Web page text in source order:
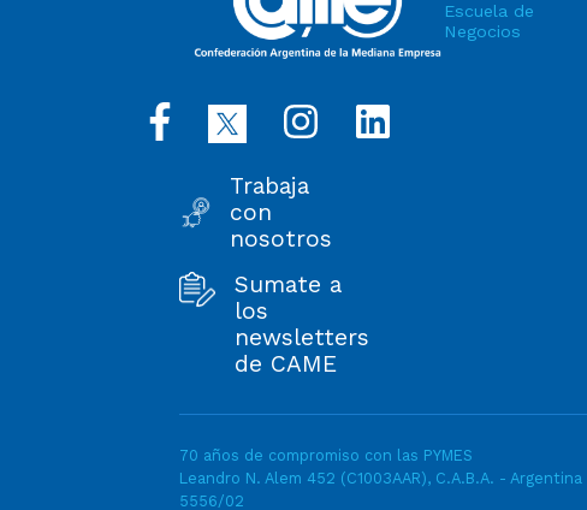
Trabaja
con
nosotros
Sumate a
los
newsletters
de CAME
Escuela de
Negocios
70 años de compromiso con las PYMES
Leandro N. Alem 452 (C1003AAR), C.A.B.A. -
5556/02